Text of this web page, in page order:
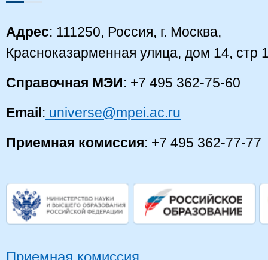
Адрес: 111250, Россия, г. Москва,
Красноказарменная улица, дом 14, стр
Справочная МЭИ: +7 495 362-75-60
Email: universe@mpei.ac.ru
Приемная комиссия: +7 495 362-77-77
Приемная комиссия